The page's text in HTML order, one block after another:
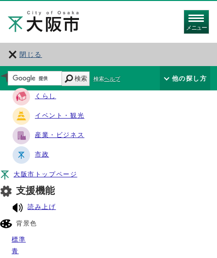
メニュー
閉じる
サイト・ナビ
くらし
イベント・観光
産業・ビジネス
市政
大阪市トップページ
支援機能
読み上げ
背景色
標準
青
検索 検索ヘルプ 他の探し方